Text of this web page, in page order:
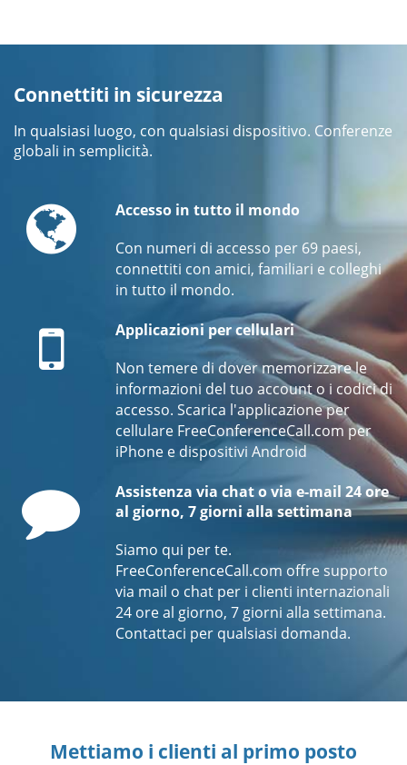
Connettiti in sicurezza
In qualsiasi luogo, con qualsiasi dispositivo. Conferenze
globali in semplicità.
GlobeAccesso in tutto il mondo
Con numeri di accesso per 69 paesi,
connettiti con amici, familiari e colleghi
in tutto il mondo.
Mobile
Applicazioni per cellulari
Non temere di dover memorizzare le
informazioni del tuo account o i codici di
accesso. Scarica l'applicazione per
cellulare FreeConferenceCall.com per
iPhone e dispositivi Android
Comment
Assistenza via chat o via e-mail 24 ore
al giorno, 7 giorni alla settimana
Siamo qui per te.
FreeConferenceCall.com offre supporto
via mail o chat per i clienti internazionali
24 ore al giorno, 7 giorni alla settimana.
Contattaci per qualsiasi domanda.
Mettiamo i clienti al primo posto